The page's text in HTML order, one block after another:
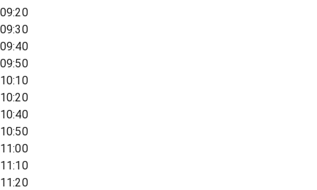
09:20
09:30
09:40
09:50
10:10
10:20
10:40
10:50
11:00
11:10
11:20